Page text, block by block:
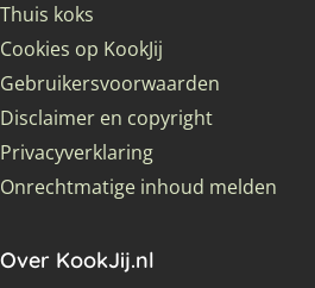
Thuis koks
Cookies op KookJij
Gebruikersvoorwaarden
Disclaimer en copyright
Privacyverklaring
Onrechtmatige inhoud melden
Over KookJij.nl